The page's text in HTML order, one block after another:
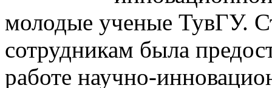
молодые ученые ТувГУ.
сотрудникам была
работе научно-